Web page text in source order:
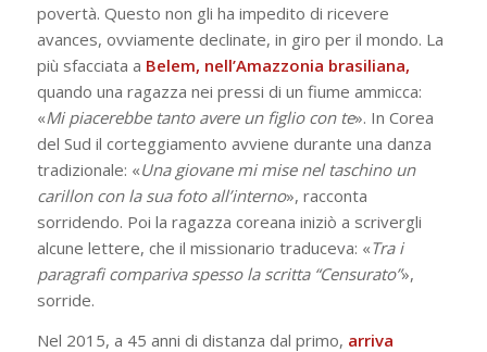
povertà. Questo non gli ha impedito di ricevere
avances, ovviamente declinate, in giro per il mondo. La
più sfacciata a Belem, nell’Amazzonia brasiliana,
quando una ragazza nei pressi di un fiume ammicca:
«Mi piacerebbe tanto avere un figlio con te». In Corea
del Sud il corteggiamento avviene durante una danza
tradizionale: «Una giovane mi mise nel taschino un
carillon con la sua foto all’interno», racconta
sorridendo. Poi la ragazza coreana iniziò a scrivergli
alcune lettere, che il missionario traduceva: «Tra i
paragrafi compariva spesso la scritta “Censurato”»,
sorride.
Nel 2015, a 45 anni di distanza dal primo, arriva